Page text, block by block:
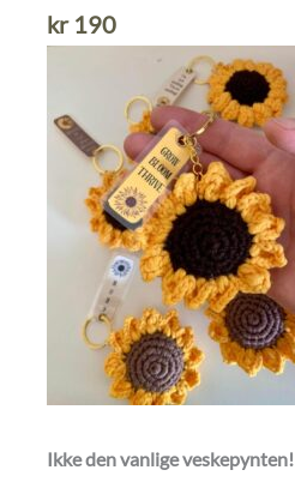
kr190
Ikke den vanlige veskepynten!